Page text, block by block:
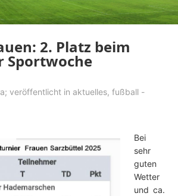
2. Platz beim
Sportwoche
; veröffentlicht in aktuelles,fußball -
Bei
sehr
guten
Wetter
und ca.